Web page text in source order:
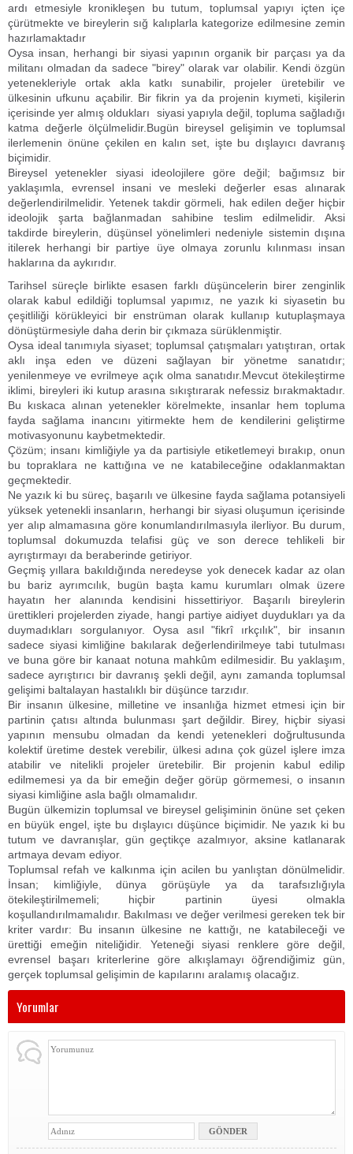
ardı etmesiyle kronikleşen bu tutum, toplumsal yapıyı içten içe
çürütmekte ve bireylerin sığ kalıplarla kategorize edilmesine zemin
hazırlamaktadır
Oysa insan, herhangi bir siyasi yapının organik bir parçası ya da
militanı olmadan da sadece "birey" olarak var olabilir. Kendi özgün
yetenekleriyle ortak akla katkı sunabilir, projeler üretebilir ve
ülkesinin ufkunu açabilir. Bir fikrin ya da projenin kıymeti, kişilerin
içerisinde yer almış oldukları siyasi yapıyla değil, topluma sağladığı
katma değerle ölçülmelidir.Bugün bireysel gelişimin ve toplumsal
ilerlemenin önüne çekilen en kalın set, işte bu dışlayıcı davranış
biçimidir.
Bireysel yetenekler siyasi ideolojilere göre değil; bağımsız bir
yaklaşımla, evrensel insani ve mesleki değerler esas alınarak
değerlendirilmelidir. Yetenek takdir görmeli, hak edilen değer hiçbir
ideolojik şarta bağlanmadan sahibine teslim edilmelidir. Aksi
takdirde bireylerin, düşünsel yönelimleri nedeniyle sistemin dışına
itilerek herhangi bir partiye üye olmaya zorunlu kılınması insan
haklarına da aykırıdır.
Tarihsel süreçle birlikte esasen farklı düşüncelerin birer zenginlik
olarak kabul edildiği toplumsal yapımız, ne yazık ki siyasetin bu
çeşitliliği körükleyici bir enstrüman olarak kullanıp kutuplaşmaya
dönüştürmesiyle daha derin bir çıkmaza sürüklenmiştir.
Oysa ideal tanımıyla siyaset; toplumsal çatışmaları yatıştıran, ortak
aklı inşa eden ve düzeni sağlayan bir yönetme sanatıdır;
yenilenmeye ve evrilmeye açık olma sanatıdır.Mevcut ötekileştirme
iklimi, bireyleri iki kutup arasına sıkıştırarak nefessiz bırakmaktadır.
Bu kıskaca alınan yetenekler körelmekte, insanlar hem topluma
fayda sağlama inancını yitirmekte hem de kendilerini geliştirme
motivasyonunu kaybetmektedir.
​Çözüm; insanı kimliğiyle ya da partisiyle etiketlemeyi bırakıp, onun
bu topraklara ne kattığına ve ne katabileceğine odaklanmaktan
geçmektedir.
​Ne yazık ki bu süreç, başarılı ve ülkesine fayda sağlama potansiyeli
yüksek yetenekli insanların, herhangi bir siyasi oluşumun içerisinde
yer alıp almamasına göre konumlandırılmasıyla ilerliyor. Bu durum,
toplumsal dokumuzda telafisi güç ve son derece tehlikeli bir
ayrıştırmayı da beraberinde getiriyor.
​Geçmiş yıllara bakıldığında neredeyse yok denecek kadar az olan
bu bariz ayrımcılık, bugün başta kamu kurumları olmak üzere
hayatın her alanında kendisini hissettiriyor. Başarılı bireylerin
ürettikleri projelerden ziyade, hangi partiye aidiyet duydukları ya da
duymadıkları sorgulanıyor. Oysa asıl "fikrî ırkçılık", bir insanın
sadece siyasi kimliğine bakılarak değerlendirilmeye tabi tutulması
ve buna göre bir kanaat notuna mahkûm edilmesidir. Bu yaklaşım,
sadece ayrıştırıcı bir davranış şekli değil, aynı zamanda toplumsal
gelişimi baltalayan hastalıklı bir düşünce tarzıdır.
​Bir insanın ülkesine, milletine ve insanlığa hizmet etmesi için bir
partinin çatısı altında bulunması şart değildir. Birey, hiçbir siyasi
yapının mensubu olmadan da kendi yetenekleri doğrultusunda
kolektif üretime destek verebilir, ülkesi adına çok güzel işlere imza
atabilir ve nitelikli projeler üretebilir. Bir projenin kabul edilip
edilmemesi ya da bir emeğin değer görüp görmemesi, o insanın
siyasi kimliğine asla bağlı olmamalıdır.
​Bugün ülkemizin toplumsal ve bireysel gelişiminin önüne set çeken
en büyük engel, işte bu dışlayıcı düşünce biçimidir. Ne yazık ki bu
tutum ve davranışlar, gün geçtikçe azalmıyor, aksine katlanarak
artmaya devam ediyor.
​Toplumsal refah ve kalkınma için acilen bu yanlıştan dönülmelidir.
İnsan; kimliğiyle, dünya görüşüyle ya da tarafsızlığıyla
ötekileştirilmemeli; hiçbir partinin üyesi olmakla
koşullandırılmamalıdır. Bakılması ve değer verilmesi gereken tek bir
kriter vardır: Bu insanın ülkesine ne kattığı, ne katabileceği ve
ürettiği emeğin niteliğidir. Yeteneği siyasi renklere göre değil,
evrensel başarı kriterlerine göre alkışlamayı öğrendiğimiz gün,
gerçek toplumsal gelişimin de kapılarını aralamış olacağız.
Yorumlar